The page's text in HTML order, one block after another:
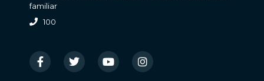
familiar
100